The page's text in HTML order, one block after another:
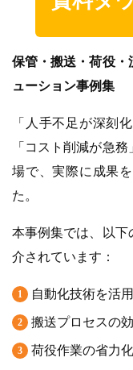
保管・搬送・荷役・
ューション事例集
「人手不足が深刻
「コスト削減が急
場で、実際に成果
た。
本事例集では、以下
介されています：
自動化技術を活
搬送プロセスの
荷役作業の省力